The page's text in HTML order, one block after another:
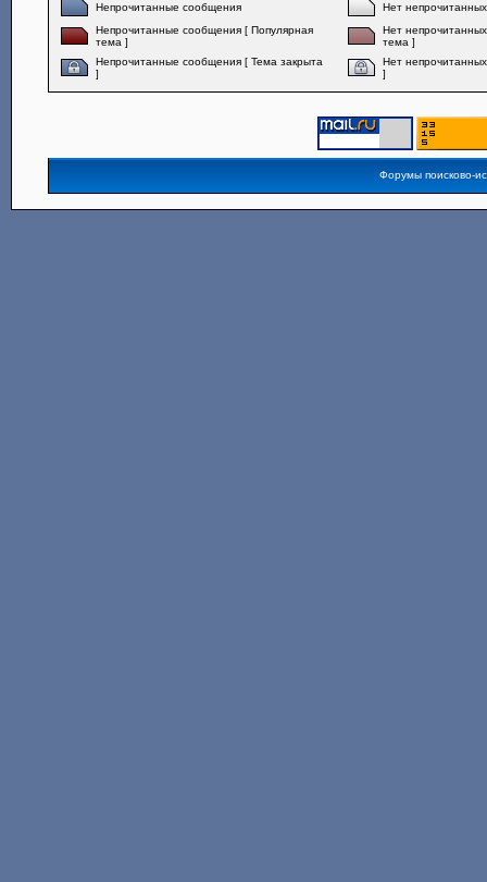
Непрочитанные сообщения
Нет
Непрочитанные сообщения [ Популярная
тема ]
Нет
тема ]
Непрочитанные сообщения [ Тема закрыта
]
Нет
]
Форумы поисково-